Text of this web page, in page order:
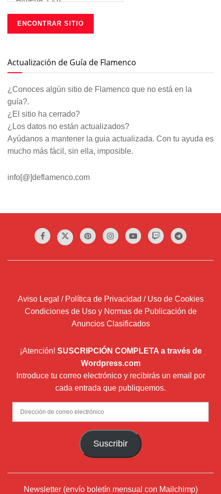
Actualización de Guía de Flamenco
¿Conoces algún sitio de Flamenco que no está en la
guía?.
¿El sitio ha cerrado?
¿Los datos no están actualizados?
Ayúdanos a mantener la guia actualizada. Con tu ayuda es
mucho más fácil, sin ella, imposible.
info[@]deflamenco.com
Aviso Legal / Política de Privacidad / Uso de Cookies
Condiciones de Uso y Normas de Publicación de
Anuncios Clasificados
¡Atención! SUSCRIPCIÓN COMPLETA a través de
Wordpress.com
Introduce tu correo electrónico y recibirás un email por
cada entrada que publiquemos.
Dirección
de
Suscribir
Newsletter (envío boletín mensual con Mailchimp)